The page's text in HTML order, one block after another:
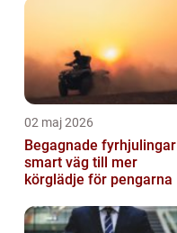
02 maj 2026
Begagnade fyrhjulingar
smart väg till mer
körglädje för pengarna